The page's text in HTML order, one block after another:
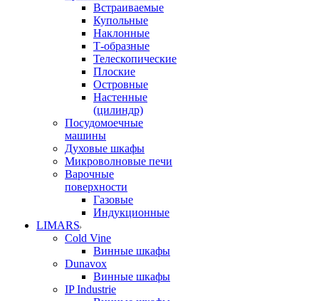
Встраиваемые
Купольные
Наклонные
Т-образные
Телескопические
Плоские
Островные
Настенные
(цилиндр)
Посудомоечные
машины
Духовые шкафы
Микроволновые печи
Варочные
поверхности
Газовые
Индукционные
LIMARS
Cold Vine
Винные шкафы
Dunavox
Винные шкафы
IP Industrie